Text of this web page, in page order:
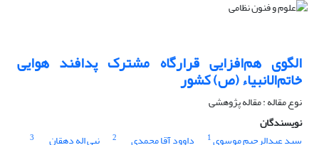
الگوی هم‌افزایی قرارگاه مشترک پدافند هوایی
خاتم‌الانبیاء (ص) کشور
نوع مقاله : مقاله پژوهشی
نویسندگان
سید عبدالرحیم موسوی1 داوود آقا محمدی 2 نبی اله دهقان 3